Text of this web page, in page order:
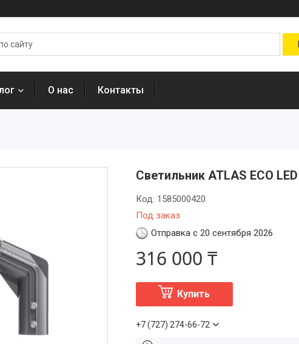
О нас Контакты
Светильник ATLAS ECO
Под заказ
Код: 1585000420
Отправка с 20 сентября 2026
316 000 ₸
Купить
+7 (727) 274-66-72